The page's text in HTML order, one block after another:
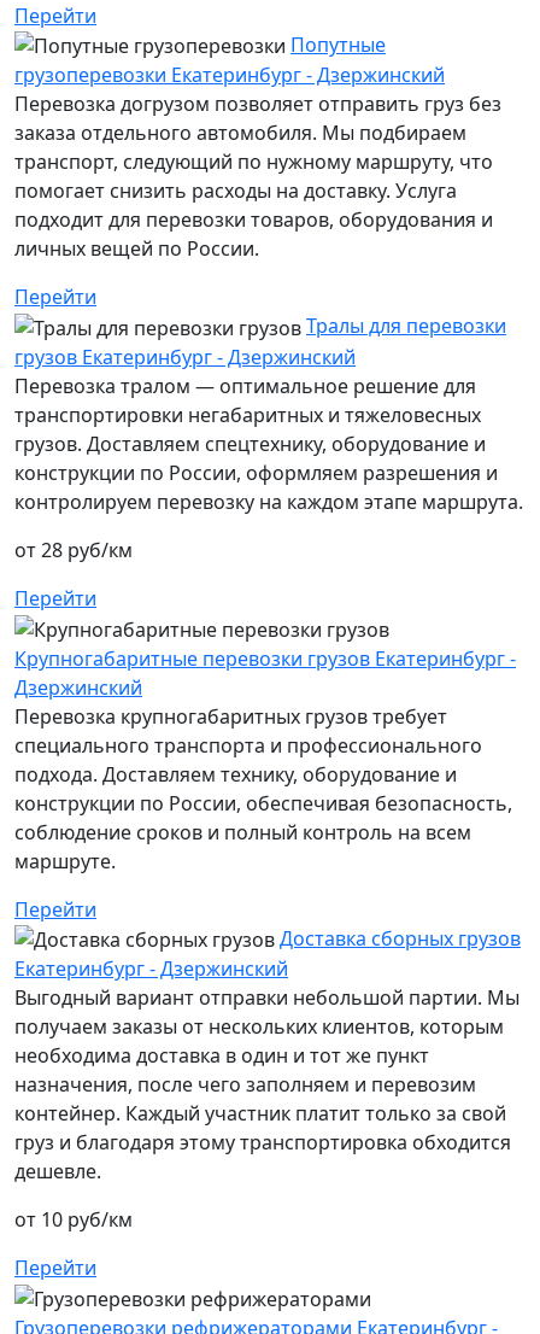
Перейти
Попутные
грузоперевозки Екатеринбург - Дзержинский
Перевозка догрузом позволяет отправить груз без
заказа отдельного автомобиля. Мы подбираем
транспорт, следующий по нужному маршруту, что
помогает снизить расходы на доставку. Услуга
подходит для перевозки товаров, оборудования и
личных вещей по России.
Перейти
Тралы для перевозки
грузов Екатеринбург - Дзержинский
Перевозка тралом — оптимальное решение для
транспортировки негабаритных и тяжеловесных
грузов. Доставляем спецтехнику, оборудование и
конструкции по России, оформляем разрешения и
контролируем перевозку на каждом этапе маршрута.
от 28 руб/км
Перейти
Крупногабаритные перевозки грузов Екатеринбург -
Дзержинский
Перевозка крупногабаритных грузов требует
специального транспорта и профессионального
подхода. Доставляем технику, оборудование и
конструкции по России, обеспечивая безопасность,
соблюдение сроков и полный контроль на всем
маршруте.
Перейти
Доставка сборных грузов
Екатеринбург - Дзержинский
Выгодный вариант отправки небольшой партии. Мы
получаем заказы от нескольких клиентов, которым
необходима доставка в один и тот же пункт
назначения, после чего заполняем и перевозим
контейнер. Каждый участник платит только за свой
груз и благодаря этому транспортировка обходится
дешевле.
от 10 руб/км
Перейти
Грузоперевозки рефрижераторами Екатеринбург -